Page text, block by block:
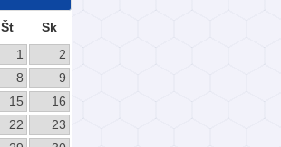
Št
Sk
1
2
8
9
15
16
22
23